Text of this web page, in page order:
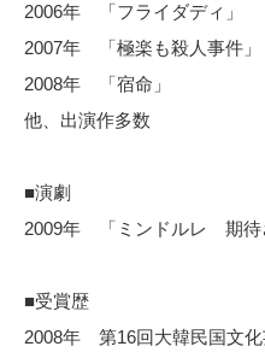
2006年 「フライダディ」
2007年 「極楽も殺人事件」
2008年 「宿命」
他、出演作多数
■演劇
2009年 「ミンドルレ 期待
■受賞歴
2008年 第16回大韓民国文